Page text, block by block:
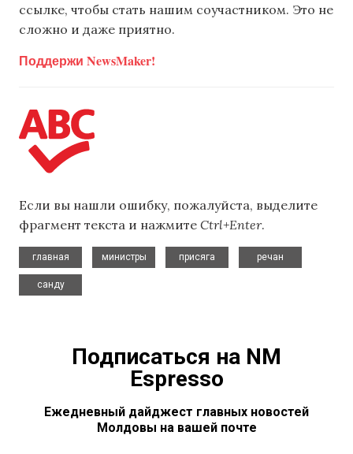
ссылке, чтобы стать нашим соучастником. Это не
сложно и даже приятно.
Поддержи NewsMaker!
Если вы нашли ошибку, пожалуйста, выделите
фрагмент текста и нажмите Ctrl+Enter.
главная
министры
присяга
речан
санду
Подписаться на NM
Espresso
Ежедневный дайджест главных новостей
Молдовы на вашей почте